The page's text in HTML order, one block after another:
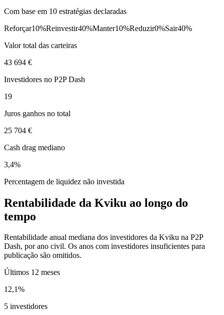
Com base em 10 estratégias declaradas
Reforçar10%Reinvestir40%Manter10%Reduzir0%Sair40%
Valor total das carteiras
43 694 €
Investidores no P2P Dash
19
Juros ganhos no total
25 704 €
Cash drag mediano
3,4%
Percentagem de liquidez não investida
Rentabilidade da Kviku ao longo do
tempo
Rentabilidade anual mediana dos investidores da Kviku na P2P
Dash, por ano civil. Os anos com investidores insuficientes para
publicação são omitidos.
Últimos 12 meses
12,1%
5 investidores